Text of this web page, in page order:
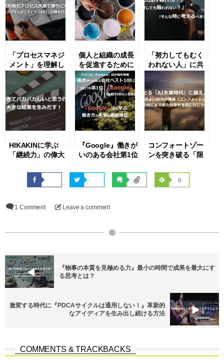
「プロセスマネジ
メント」を理解し
て「KPI 成長曲
線」を最大化させ
るには！？
個人と組織の成長
を促進するために
必要な「ポジティ
ブ心理学」の考え
方と実践方
「努力してもむく
われない人」に共
通する考え方。報
われない理由と
は？
HIKAKINに学ぶ
「継続力」の偉大
ルの成功を実現で
きる時代
『Google』働きが
いのある会社第1位
企業の理想的な関
係とは？
コンフォートゾー
ンを突き破る「限
は？
0
1 Comment Leave a comment
『物事の本質を見極める力』最小の時間で成果を最大にす
る思考とは？
激変する時代に『PDCAサイクルは通用しない！』革新的
なアイディアを生み出し続ける方法
COMMENTS & TRACKBACKS